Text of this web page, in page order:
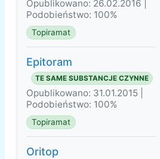
Opublikowano: 26.02.2016 |
Podobieństwo: 100%
Topiramat
Epitoram
TE SAME SUBSTANCJE CZYNNE
Opublikowano: 31.01.2015 |
Podobieństwo: 100%
Topiramat
Oritop